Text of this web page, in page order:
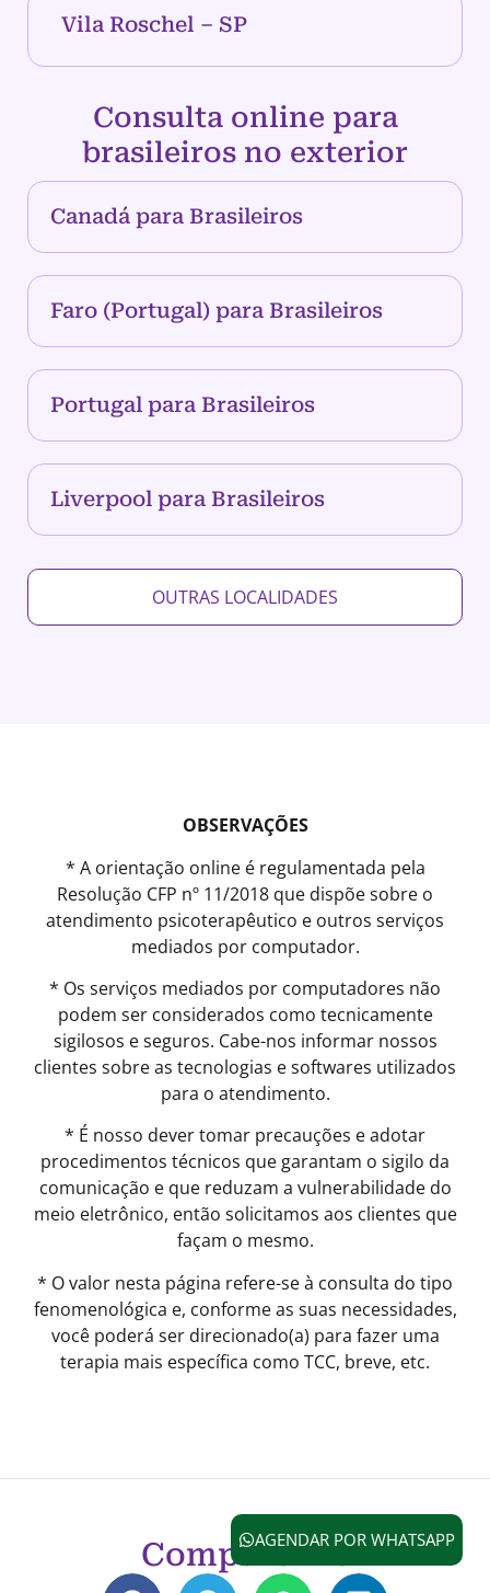
Vila Roschel – SP
Consulta online para
brasileiros no exterior
Canadá para Brasileiros
Faro (Portugal) para Brasileiros
Portugal para Brasileiros
Liverpool para Brasileiros
OUTRAS LOCALIDADES
OBSERVAÇÕES
* A orientação online é regulamentada pela
Resolução CFP nº 11/2018 que dispõe sobre o
atendimento psicoterapêutico e outros serviços
mediados por computador.
* Os serviços mediados por computadores não
podem ser considerados como tecnicamente
sigilosos e seguros. Cabe-nos informar nossos
clientes sobre as tecnologias e softwares utilizados
para o atendimento.
* É nosso dever tomar precauções e adotar
procedimentos técnicos que garantam o sigilo da
comunicação e que reduzam a vulnerabilidade do
meio eletrônico, então solicitamos aos clientes que
façam o mesmo.
* O valor nesta página refere-se à consulta do tipo
fenomenológica e, conforme as suas necessidades,
você poderá ser direcionado(a) para fazer uma
terapia mais específica como TCC, breve, etc.
CompartilheAGENDAR POR WHATSAPP